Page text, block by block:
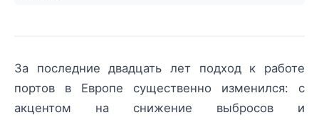
За последние двадцать лет подход к работе
портов в Европе существенно изменился: с
акцентом на снижение выбросов и